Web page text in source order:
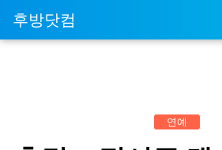
후방닷컴
연예